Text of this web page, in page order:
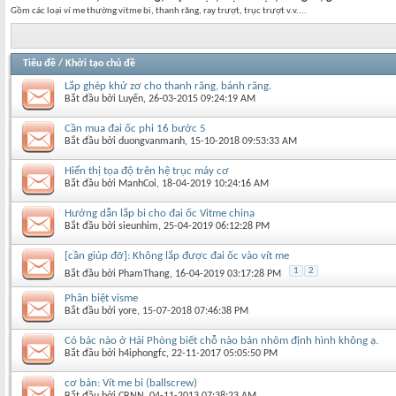
Gồm các loại ví me thường vitme bi, thanh răng, ray trượt, trục trượt v.v....
Tiêu đề / Khởi tạo chủ đề
Lắp ghép khử zơ cho thanh răng, bánh răng.
Bắt đầu bởi Luyến‎, 26-03-2015 09:24:19 AM
Cần mua đai ốc phi 16 bước 5
Bắt đầu bởi duongvanmanh‎, 15-10-2018 09:53:33 AM
Hiển thị tọa độ trên hệ trục máy cơ
Bắt đầu bởi ManhCoi‎, 18-04-2019 10:24:16 AM
Hướng dẫn lắp bi cho đai ốc Vitme china
Bắt đầu bởi sieunhim‎, 25-04-2019 06:12:28 PM
[cần giúp đỡ]: Không lắp được đai ốc vào vít me
Bắt đầu bởi PhamThang‎, 16-04-2019 03:17:28 PM 1 2
Phân biệt visme
Bắt đầu bởi yore‎, 15-07-2018 07:46:38 PM
Có bác nào ở Hải Phòng biết chỗ nào bán nhôm định hình không ạ.
Bắt đầu bởi h4iphongfc‎, 22-11-2017 05:05:50 PM
cơ bản: Vít me bi (ballscrew)